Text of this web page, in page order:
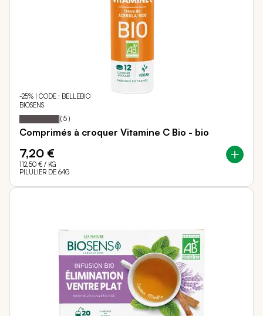
-25% | CODE : BELLEBIO
BIOSENS
Notation: 96
% of
( 5 )
Comprimés à croquer Vitamine C Bio - bio
7,20 €
112,50 € / KG
PILULIER DE 64G